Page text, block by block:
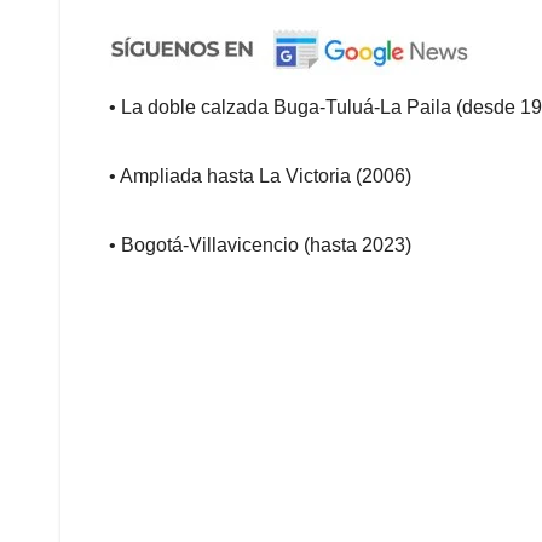
• La doble calzada Buga-Tuluá-La Paila (desde
• Ampliada hasta La Victoria (2006)
• Bogotá-Villavicencio (hasta 2023)